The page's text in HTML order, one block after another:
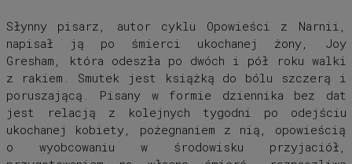
Słynny pisarz, autor cyklu Opowieści z Narnii,
napisał ją po śmierci ukochanej żony, Joy
Gresham, która odeszła po dwóch i pół roku walki
z rakiem. Smutek jest książką do bólu szczerą i
poruszającą. Pisany w formie dziennika bez dat
jest relacją z kolejnych tygodni po odejściu
ukochanej kobiety, pożegnaniem z nią, opowieścią
o wyobcowaniu w środowisku przyjaciół,